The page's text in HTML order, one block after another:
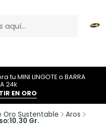
tu MINI LINGOTE o BARRA
24k
EN ORO
Oro Sustentable Aros
Gr.